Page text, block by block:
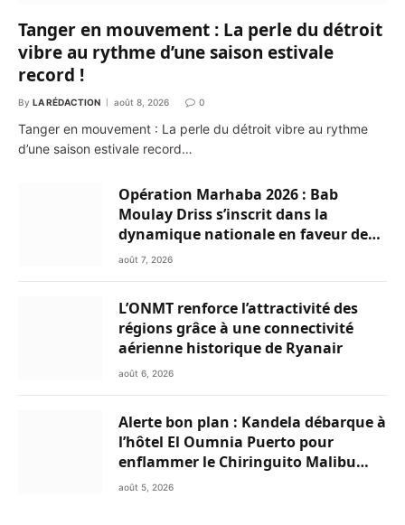
Tanger en mouvement : La perle du détroit
vibre au rythme d’une saison estivale
record !
By LA RÉDACTION août 8, 2026 0
Tanger en mouvement : La perle du détroit vibre au rythme
d’une saison estivale record…
Opération Marhaba 2026 : Bab
Moulay Driss s’inscrit dans la
dynamique nationale en faveur des
Marocains du Monde
août 7, 2026
L’ONMT renforce l’attractivité des
régions grâce à une connectivité
aérienne historique de Ryanair
août 6, 2026
Alerte bon plan : Kandela débarque à
l’hôtel El Oumnia Puerto pour
enflammer le Chiringuito Malibu
Club
août 5, 2026